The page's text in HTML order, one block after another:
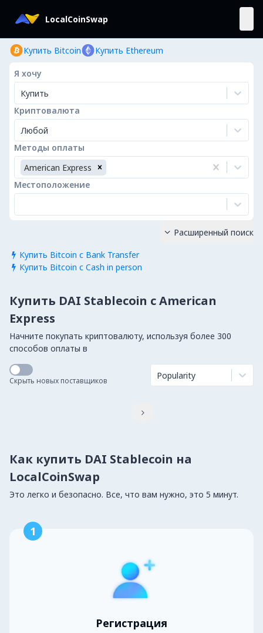
LocalCoinSwap
Купить Bitcoin Купить Ethereum
Я хочу
Купить
Криптовалюта
Любой
Методы оплаты
American Express
Местоположение
 Купить Bitcoin с Bank Transfer
 Купить Bitcoin с Cash in person
 Расширенный поиск
Купить DAI Stablecoin с American
Express
Начните покупать криптовалюту, используя более 300
способов оплаты в
Скрыть новых поставщиков Popularity

Как купить DAI Stablecoin на
LocalCoinSwap
Это легко и безопасно. Все, что вам нужно, это 5 минут.
1
Регистрация